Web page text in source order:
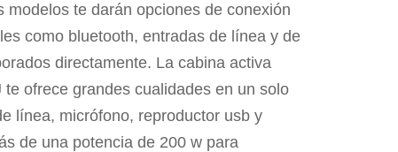
modelos te darán opciones de conexión
como bluetooth, entradas de línea y de
directamente. La cabina activa
te ofrece grandes cualidades en un solo
línea, micrófono, reproductor usb y
de una potencia de 200 w para